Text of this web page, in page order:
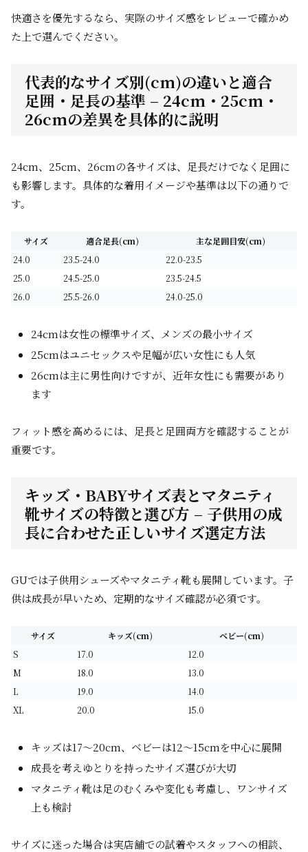
快適さを優先するなら、実際のサイズ感をレビューで確かめ
た上で選んでください。
代表的なサイズ別(cm)の違いと適合
足囲・足長の基準 – 24cm・25cm・
26cmの差異を具体的に説明
24cm、25cm、26cmの各サイズは、足長だけでなく足囲に
も影響します。具体的な着用イメージや基準は以下の通りで
す。
サイズ 適合足長(cm)
主な足囲目安(cm)
24.0
23.5-24.0
22.0-23.5
25.0
24.5-25.0
23.5-24.5
26.0
25.5-26.0 24.0-25.0
24cmは女性の標準サイズ、メンズの最小サイズ
25cmはユニセックスや足幅が広い女性にも人気
26cmは主に男性向けですが、近年女性にも需要があり
ます
フィット感を高めるには、足長と足囲両方を確認することが
重要です。
キッズ・BABYサイズ表とマタニティ
靴サイズの特徴と選び方 – 子供用の成
長に合わせた正しいサイズ選定方法
GUでは子供用シューズやマタニティ靴も展開しています。子
供は成長が早いため、定期的なサイズ確認が必須です。
サイズ キッズ(cm)
ベビー(cm)
S
17.0
12.0
M
18.0
13.0
L
19.0
14.0
XL
20.0 15.0
キッズは17～20cm、ベビーは12～15cmを中心に展開
成長を考えゆとりを持ったサイズ選びが大切
マタニティ靴は足のむくみや変化も考慮し、ワンサイズ
上も検討
サイズに迷った場合は実店舗での試着やスタッフへの相談、